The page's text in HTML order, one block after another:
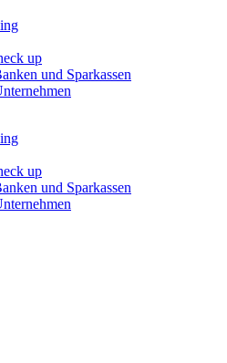
up
und Sparkassen
up
und Sparkassen